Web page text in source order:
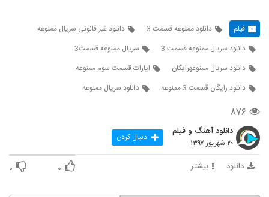
فیلم دانلود ممنوعه قسمت 3
دانلود غیر قانونی سریال ممنوعه
دانلود سریال ممنوعه قسمت 3
سريال ممنوعه قسمت3
دانلود سریال ممنوعهرایگان
اپارات قسمت سوم ممنوعه
دانلود رایگان قسمت 3 ممنوعه
دانلود سریال ممنوعه
۸۷۶
دانلود آهنگ و فیلم
۲۰ شهریور ۱۳۹۷ دنبال کردن
دانلود بیشتر ۰ ۰